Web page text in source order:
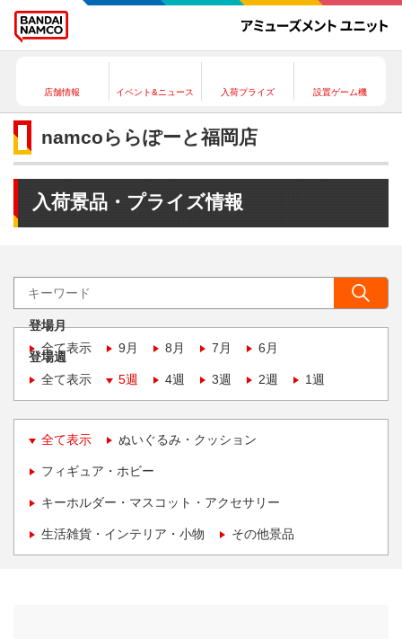
店舗情報 イベント&ニュース 入荷プライズ 設置ゲーム機
namcoららぽーと福岡店
入荷景品・プライズ情報
登場月
全て表示
9月 8月 7月 6月
登場週
全て表示
5週 4週 3週 2週 1週
全て表示 ぬいぐるみ・クッション
フィギュア・ホビー
キーホルダー・マスコット・アクセサリー
生活雑貨・インテリア・小物 その他景品